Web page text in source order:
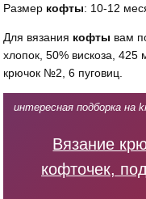
Размер кофты: 10-12
Для вязания кофты вам
хлопок, 50% вискоза, 425
крючок №2, 6 пуговиц.
интересная подборка на
Вязание
кофточек,